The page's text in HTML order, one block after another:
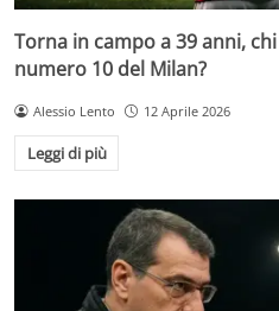
Torna in campo a 39 anni,
numero 10 del Milan?
Alessio Lento 12 Aprile 2026
Leggi di più